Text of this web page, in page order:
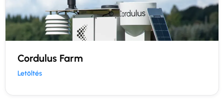
Cordulus Farm
Letöltés